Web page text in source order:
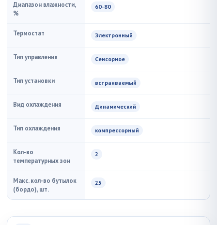
Диапазон влажности,
%
60-80
Термостат Электронный
Тип управления Сенсорное
Тип установки встраиваемый
Вид охлаждения Динамический
Тип охлаждения компрессорный
Кол-во
температурных зон
2
Макс. кол-во бутылок
(бордо), шт.
25